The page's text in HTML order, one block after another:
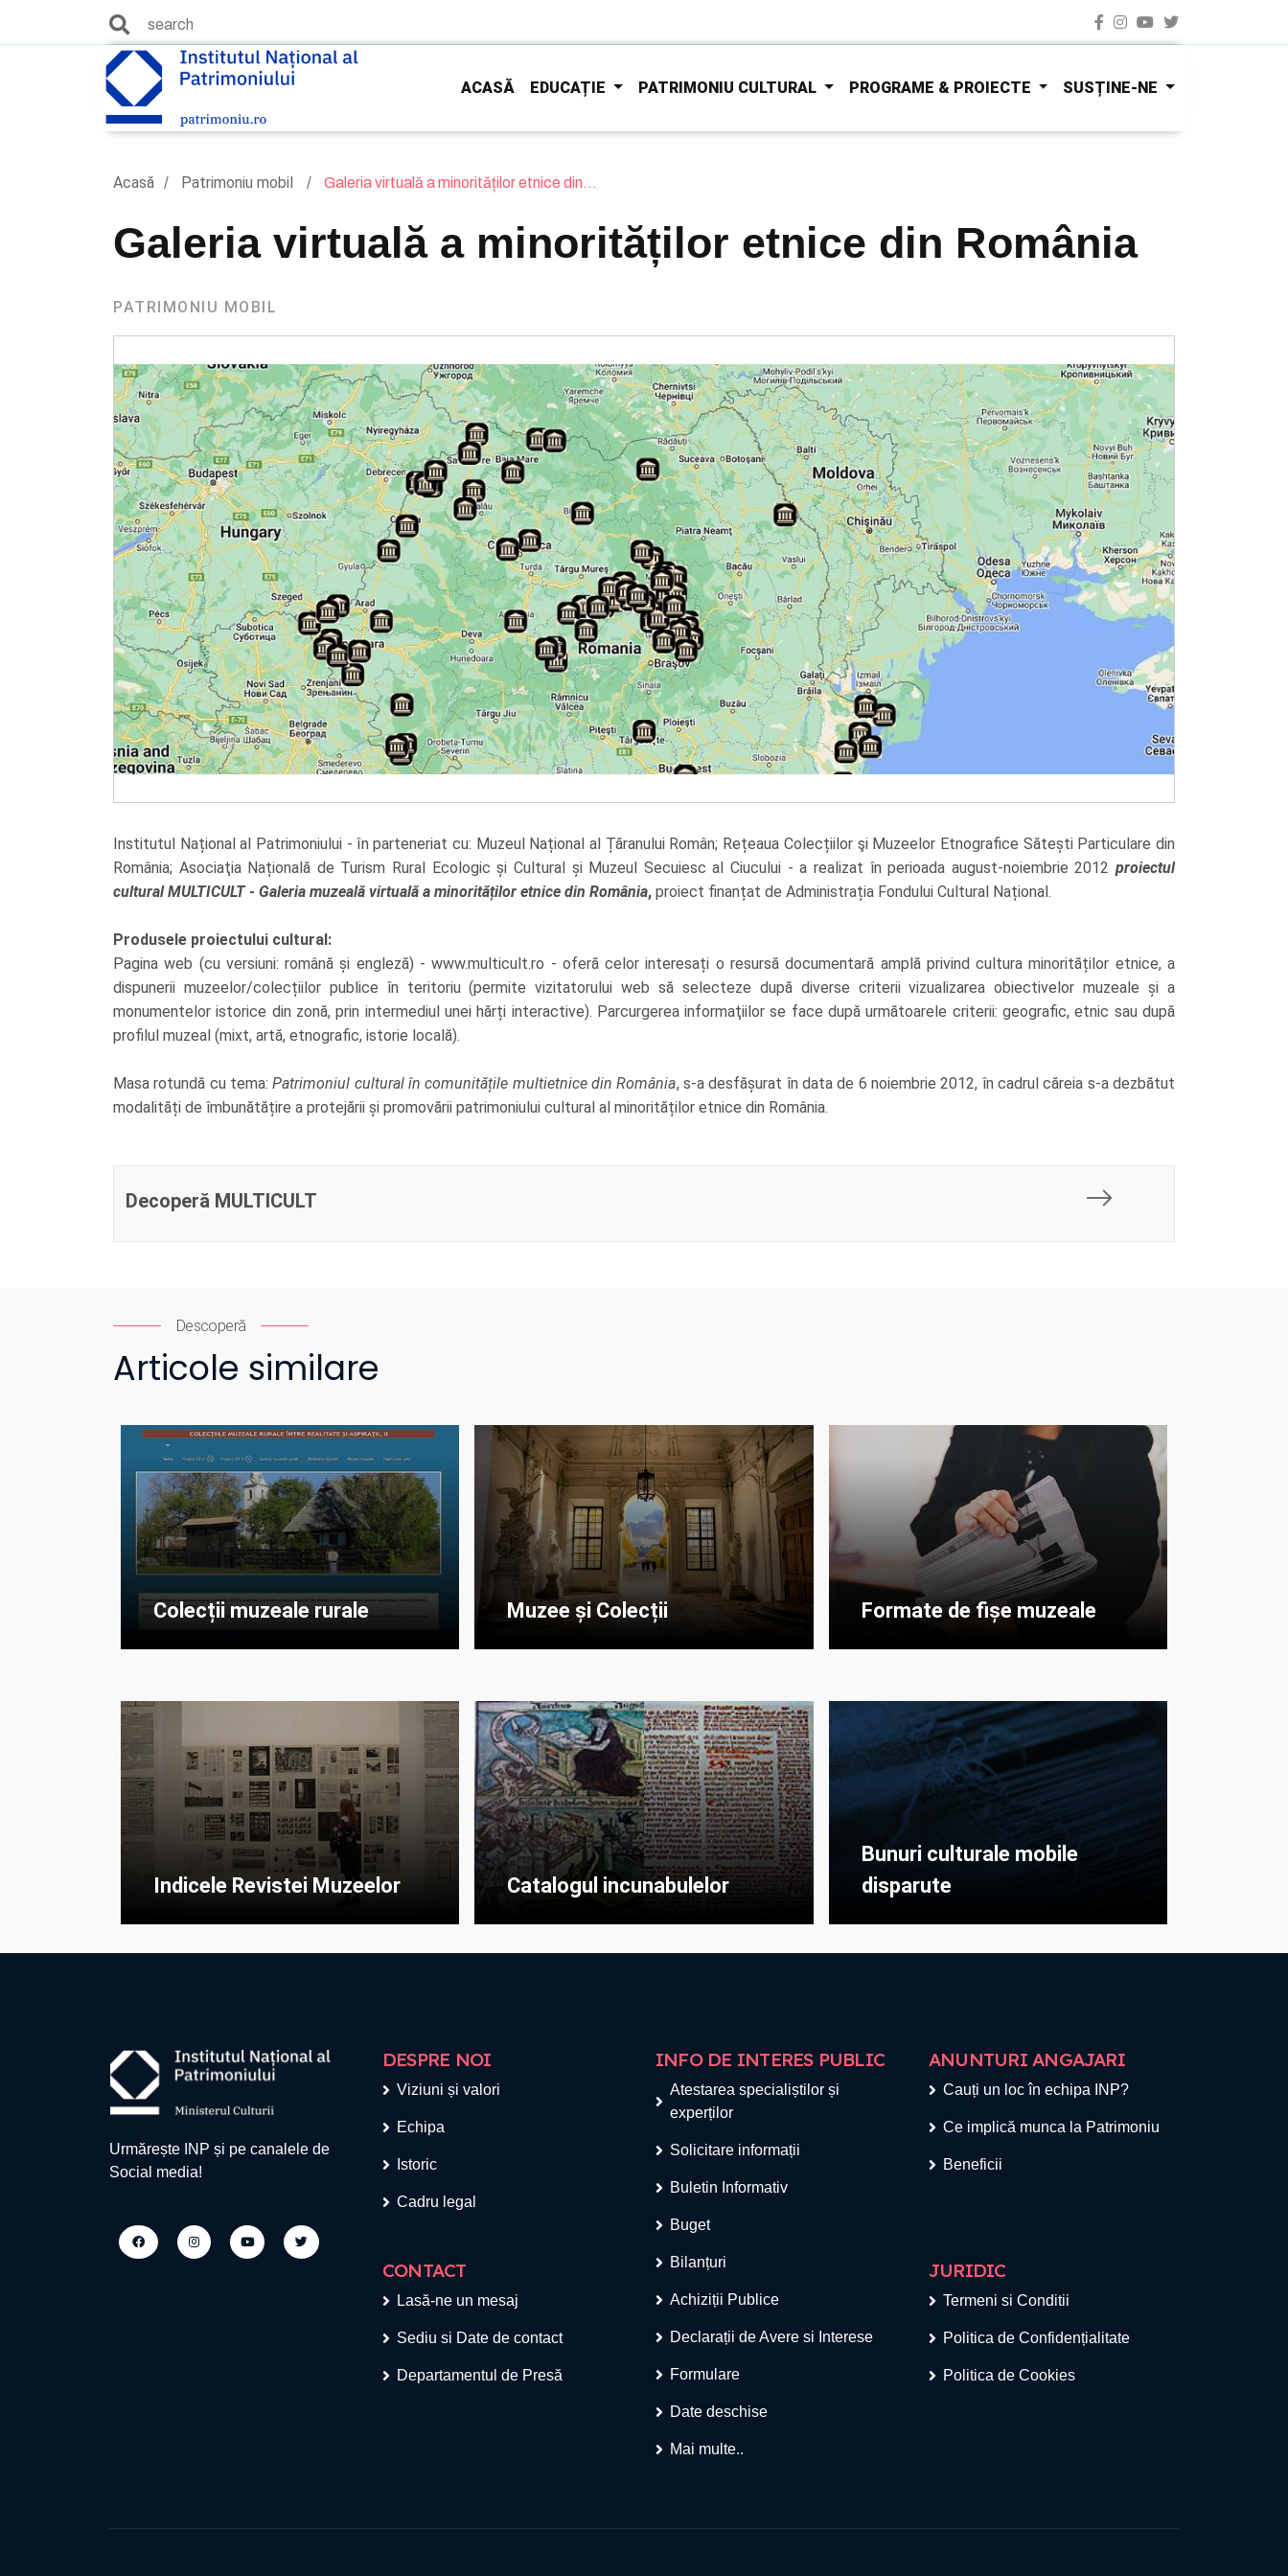
ACASĂ EDUCAȚIE PATRIMONIU CULTURAL PROGRAME & PROIECTE SUSȚINE-NE
Acasă Patrimoniu mobil Galeria virtuală a minorităților etnice din...
Galeria virtuală a minorităților etnice din România
PATRIMONIU MOBIL
Institutul Național al Patrimoniului - în parteneriat cu: Muzeul Național al Țăranului Român; Rețeaua Colecțiilor şi Muzeelor Etnografice Sătești Particulare din
România; Asociaţia Națională de Turism Rural Ecologic și Cultural și Muzeul Secuiesc al Ciucului - a realizat în perioada august-noiembrie 2012 proiectul
cultural MULTICULT - Galeria muzeală virtuală a minorităților etnice din România, proiect finanțat de Administrația Fondului Cultural Național.
Produsele proiectului cultural:
Pagina web (cu versiuni: română și engleză) - www.multicult.ro - oferă celor interesați o resursă documentară amplă privind cultura minorităților etnice, a
dispunerii muzeelor/colecțiilor publice în teritoriu (permite vizitatorului web să selecteze după diverse criterii vizualizarea obiectivelor muzeale și a
monumentelor istorice din zonă, prin intermediul unei hărți interactive). Parcurgerea informaţiilor se face după următoarele criterii: geografic, etnic sau după
profilul muzeal (mixt, artă, etnografic, istorie locală).
Masa rotundă cu tema:Patrimoniul cultural în comunitățile multietnice din România, s-a desfășurat în data de 6 noiembrie 2012, în cadrul căreia s-a dezbătut
modalități de îmbunătățire a protejării și promovării patrimoniului cultural al minorităților etnice din România.
Decoperă MULTICULT
Descoperă
Articole similare
Colecții muzeale rurale Muzee și Colecții Formate de fișe muzeale
Indicele Revistei Muzeelor Catalogul incunabulelor
Bunuri culturale mobile
disparute
Urmărește INP și pe canalele de
Social media!
DESPRE NOI
Viziuni și valori
Echipa
Istoric
Cadru legal
CONTACT
Lasă-ne un mesaj
Sediu si Date de contact
Departamentul de Presă
INFO DE INTERES PUBLIC
Atestarea specialiștilor și
experților
Solicitare informații
Buletin Informativ
Buget
Bilanțuri
Achiziții Publice
Declarații de Avere si Interese
Formulare
Date deschise
Mai multe..
ANUNTURI ANGAJARI
Cauți un loc în echipa INP?
Ce implică munca la Patrimoniu
Beneficii
JURIDIC
Termeni si Conditii
Politica de Confidențialitate
Politica de Cookies